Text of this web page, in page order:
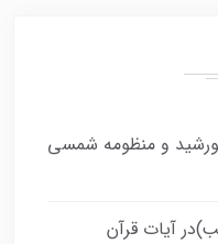
و منظومه شمسی
آیات قرآن